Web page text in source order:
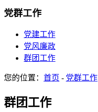
党群工作
党建工作
党风廉政
群团工作
您的位置： 首页 - 党群工作
群团工作